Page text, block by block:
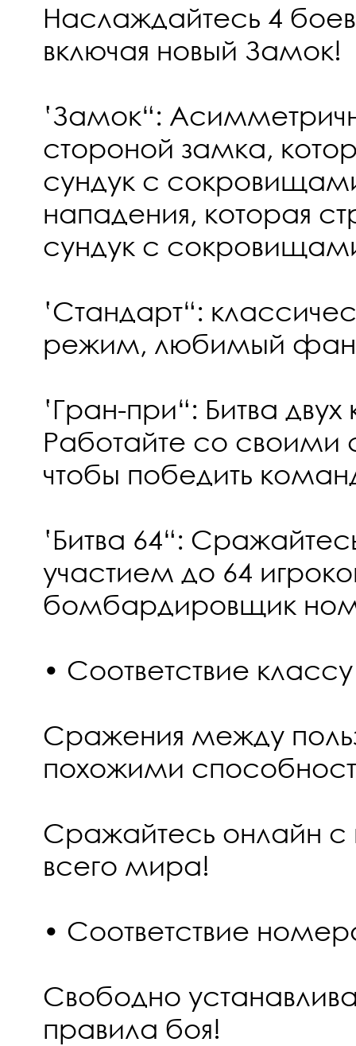
Наслаждайтесь 4
включая новый Замок!
‛Замок“:
стороной замка,
сундук с
нападения, которая
сундук с
‛Стандарт“:
режим, любимый
‛Гран-при“: Битва
Работайте со своими
чтобы победить
‛Битва 64“:
участием до 64
бомбардировщик
• Соответствие классу
Сражения между
похожими
Сражайтесь онлайн с
всего мира!
• Соответствие
Свободно
правила боя!